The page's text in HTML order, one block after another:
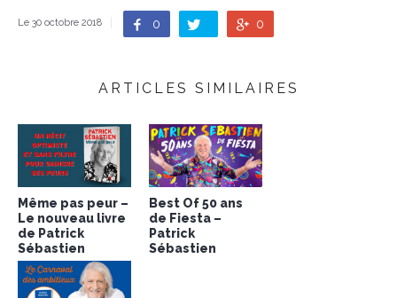
Le 30 octobre 2018 0 0
ARTICLES SIMILAIRES
Même pas peur –
Le nouveau livre
de Patrick
Sébastien
Best Of 50 ans
de Fiesta –
Patrick
Sébastien